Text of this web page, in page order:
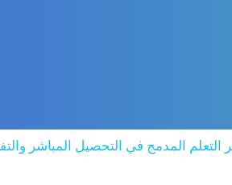
التعلم المدمج في التحصيل المباشر